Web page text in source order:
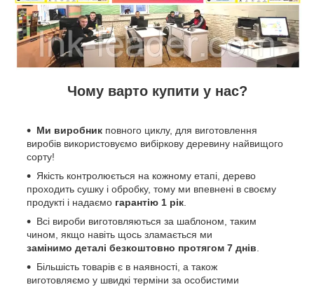
Чому варто купити у нас?
Ми виробник повного циклу, для виготовлення
виробів використовуємо вибіркову деревину найвищого
сорту!
Якість контролюється на кожному етапі, дерево
проходить сушку і обробку, тому ми впевнені в своєму
продукті і надаємо гарантію 1 рік.
Всі вироби виготовляються за шаблоном, таким
чином, якщо навіть щось зламається ми
замінимо деталі безкоштовно протягом 7 днів.
Більшість товарів є в наявності, а також
виготовляємо у швидкі терміни за особистими